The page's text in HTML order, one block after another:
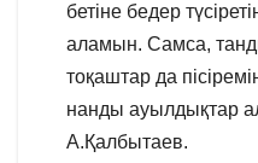
бетіне бедер
аламын. Самса,
тоқаштар да
нанды ауылдықтар
А.Қалбытаев.